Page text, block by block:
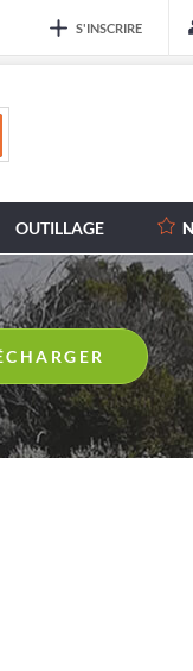
S'INSCRIRE
OUTILLAGE